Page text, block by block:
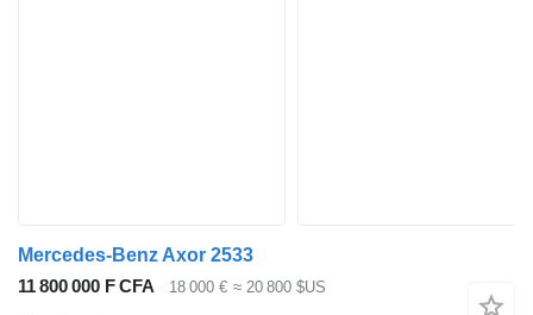
Mercedes-Benz Axor 2533
11 800 000 F CFA
18 000 € ≈ 20 800 $US